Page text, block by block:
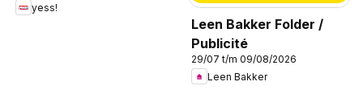
yess!
Leen Bakker Folder /
Publicité
29/07 t/m 09/08/2026
Leen Bakker